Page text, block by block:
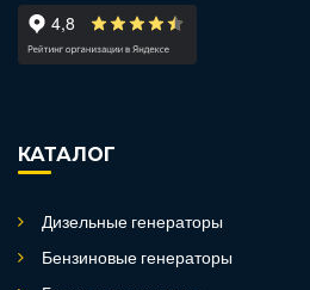
КАТАЛОГ
Дизельные генераторы
Бензиновые генераторы